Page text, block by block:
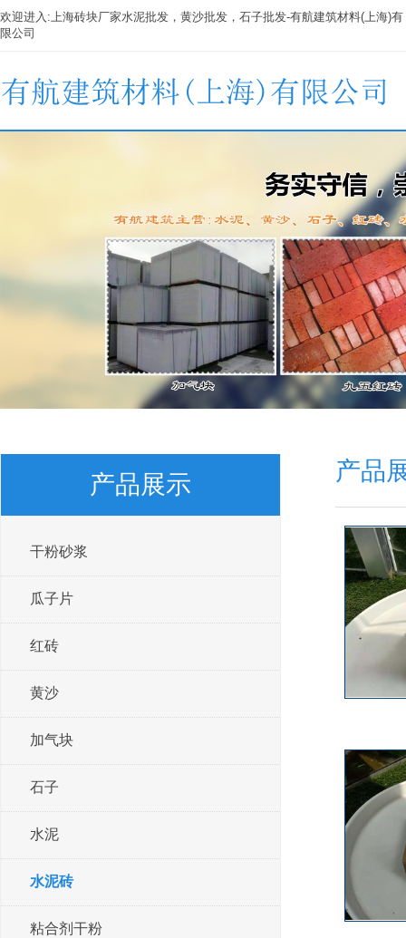
欢迎进入:上海砖块厂家水泥批发，黄沙批发，石子批发-有航建筑材料(上海)有
限公司
产品展示
干粉砂浆
瓜子片
红砖
黄沙
加气块
石子
水泥
水泥砖
粘合剂干粉
产品